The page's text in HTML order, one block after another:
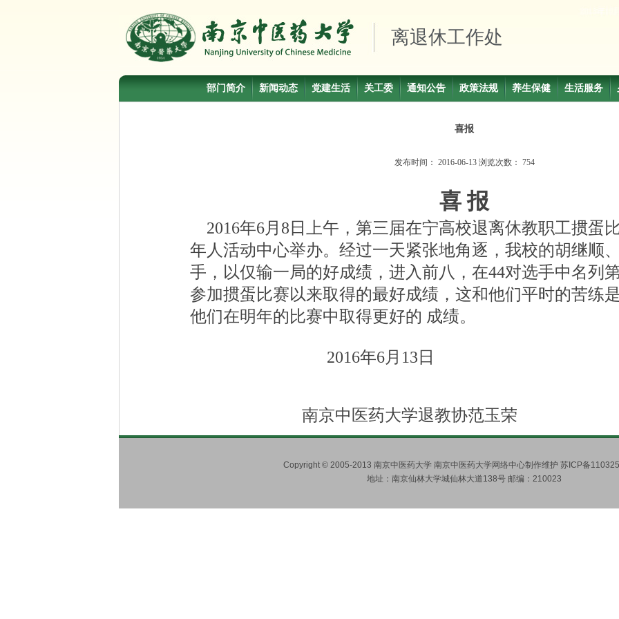
离退休工作处
部门简介 新闻动态 党建生活 关工委 通知公告 政策法规 养生保健 生活服务
喜报
发布时间： 2016-06-13 浏览次数： 754
喜 报
2016年6月8日上午，第三届在宁高校退离休教职工掼蛋
年人活动中心举办。经过一天紧张地角逐，我校的胡继顺
手，以仅输一局的好成绩，进入前八，在44对选手中名列
参加掼蛋比赛以来取得的最好成绩，这和他们平时的苦练
他们在明年的比赛中取得更好的 成绩。
2016年6月13日
南京中医药大学退教协范玉荣
Copyright © 2005-2013 南京中医药大学 南京中医药大学网络中心制作维护 苏ICP备
地址：南京仙林大学城仙林大道138号 邮编：210023